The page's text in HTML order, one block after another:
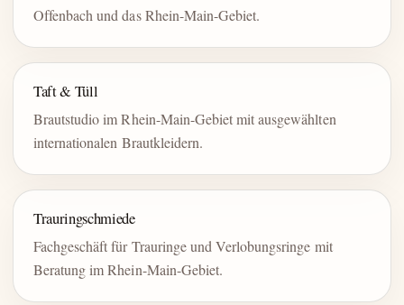
Offenbach und das Rhein-Main-Gebiet.
Taft & Tüll
Brautstudio im Rhein-Main-Gebiet mit ausgewählten
internationalen Brautkleidern.
Trauringschmiede
Fachgeschäft für Trauringe und Verlobungsringe mit
Beratung im Rhein-Main-Gebiet.